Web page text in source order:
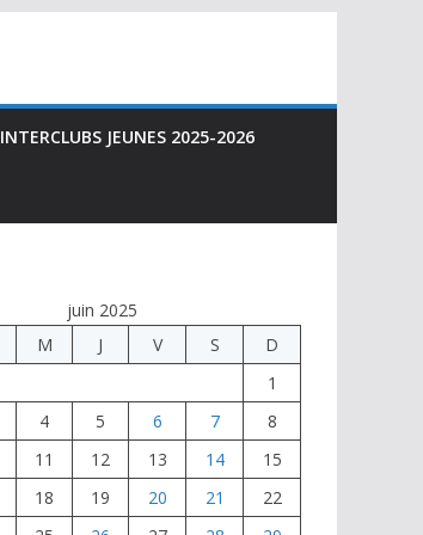
INTERCLUBS JEUNES 2025-2026
juin 2025
M J V S
D
1
4 5 6 7
8
11 12 13 14
15
18 19 20 21
22